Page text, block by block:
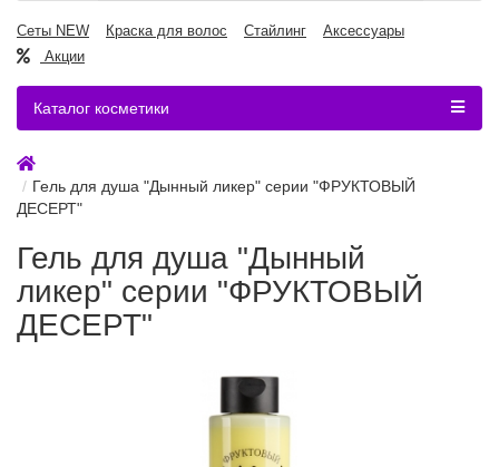
Сеты NEW Краска для волос Стайлинг
Аксессуары
Акции
Каталог косметики
Гель для душа "Дынный ликер" серии "ФРУКТОВЫЙ
ДЕСЕРТ"
Гель для душа "Дынный
ликер" серии "ФРУКТОВЫЙ
ДЕСЕРТ"